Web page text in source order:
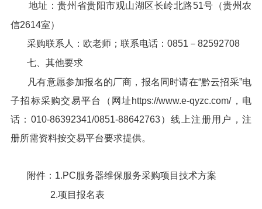
地址：贵州省贵阳市观山湖区长岭北路51号（贵州农
信2614室）
采购联系人：欧老师；联系电话：0851－82592708
七、其他要求
凡有意愿参加报名的厂商，报名同时请在“黔云招采”电
子招标采购交易平台（网址https://www.e-qyzc.com/，电
话：010-86392341/0851-88642763）线上注册用户，注
册所需资料按交易平台要求提供。
附件：1.PC服务器维保服务采购项目技术方案
2.项目报名表